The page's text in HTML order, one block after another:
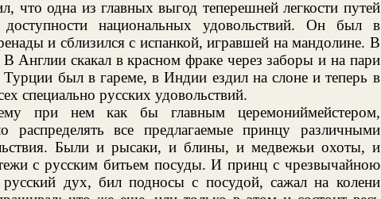
что одна из главных выгод теперешней легкости путей
национальных удовольствий. Он был в
и сблизился с испанкой, игравшей на мандолине. В
В Англии скакал в красном фраке через заборы и на пари
был в гареме, в Индии ездил на слоне и теперь в
специально русских удовольствий.
при нем как бы главным церемониймейстером,
распределять все предлагаемые принцу различными
Были и рысаки, и блины, и медвежьи охоты, и
с русским битьем посуды. И принц с чрезвычайною
русский дух, бил подносы с посудой, сажал на колени